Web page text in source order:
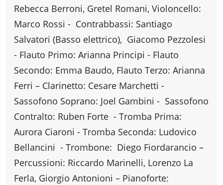
Rebecca Berroni, Gretel Romani, Violoncello:
Marco Rossi - Contrabbassi: Santiago
Salvatori (Basso elettrico), Giacomo Pezzolesi
- Flauto Primo: Arianna Principi - Flauto
Secondo: Emma Baudo, Flauto Terzo: Arianna
Ferri – Clarinetto: Cesare Marchetti -
Sassofono Soprano: Joel Gambini - Sassofono
Contralto: Ruben Forte - Tromba Prima:
Aurora Ciaroni - Tromba Seconda: Ludovico
Bellancini - Trombone: Diego Fiordarancio –
Percussioni: Riccardo Marinelli, Lorenzo La
Ferla, Giorgio Antonioni – Pianoforte: